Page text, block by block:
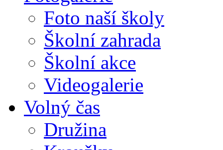
Foto naší školy
Školní zahrada
Školní akce
Videogalerie
Volný čas
Družina